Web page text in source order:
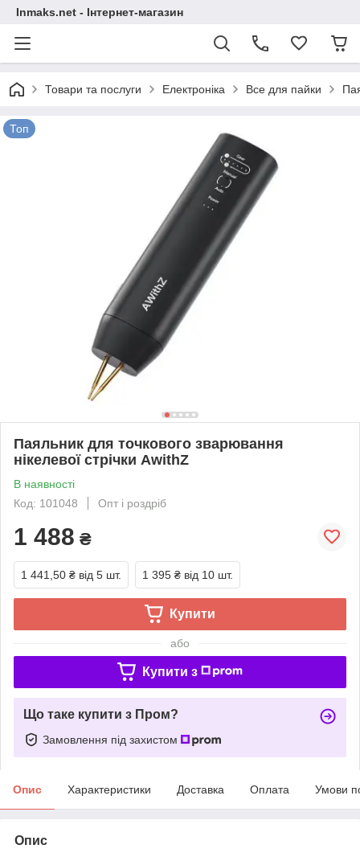
Inmaks.net - Інтернет-магазин
Товари та послуги Електроніка Все для пайки
Топ
Паяльник для точкового зварювання
нікелевої стрічки AwithZ
В наявності
Код: 101048
Опт і роздріб
1 488 ₴
1 441,50 ₴ від 5 шт. 1 395 ₴ від 10 шт.
Купити
або
Купити з
Що таке купити з Пром?
Замовлення під захистом
Опис Характеристики Доставка Оплата Умови
Опис